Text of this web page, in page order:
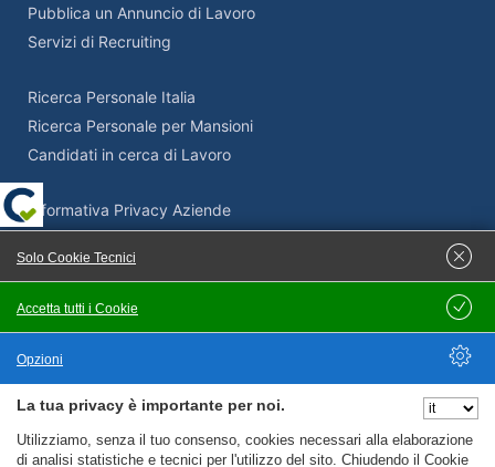
Pubblica un Annuncio di Lavoro
Servizi di Recruiting
Ricerca Personale Italia
Ricerca Personale per Mansioni
Candidati in cerca di Lavoro
Informativa Privacy Aziende
Adempimenti Privacy Aziende
Come pubblicare un’offerta di lavoro su Cercolavoro.com
Servizi Privacy
La tua privacy è importante per noi.
Utilizziamo, senza il tuo consenso, cookies necessari alla elaborazione
di analisi statistiche e tecnici per l'utilizzo del sito. Chiudendo il Cookie
Accetta tutti i Cookie
Solo Cookie Tecnici
Salva
Opzioni
Nascondi Opzioni